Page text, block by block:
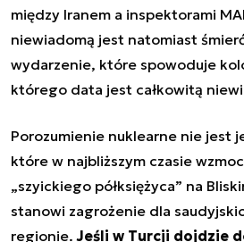
między Iranem a inspektorami
niewiadomą jest natomiast
wydarzenie, które spowoduje
którego data jest całkowitą
Porozumienie nuklearne nie jest
które w najbliższym czasie
„szyickiego półksiężyca” na
stanowi zagrożenie dla
regionie.Jeśli w Turcji dojdzie